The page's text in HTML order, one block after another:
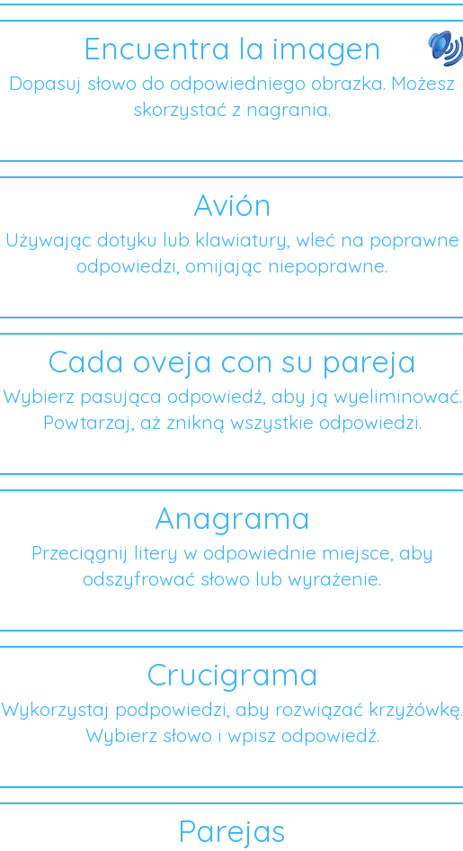
Encuentra la imagen
Dopasuj słowo do odpowiedniego obrazka. Możesz
skorzystać z nagrania.
Avión
Używając dotyku lub klawiatury, wleć na poprawne
odpowiedzi, omijając niepoprawne.
Cada oveja con su pareja
Wybierz pasująca odpowiedź, aby ją wyeliminować.
Powtarzaj, aż znikną wszystkie odpowiedzi.
Anagrama
Przeciągnij litery w odpowiednie miejsce, aby
odszyfrować słowo lub wyrażenie.
Crucigrama
Wykorzystaj podpowiedzi, aby rozwiązać krzyżówkę.
Wybierz słowo i wpisz odpowiedź.
Parejas